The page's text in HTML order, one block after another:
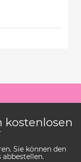
kostenlosen
Sie können den